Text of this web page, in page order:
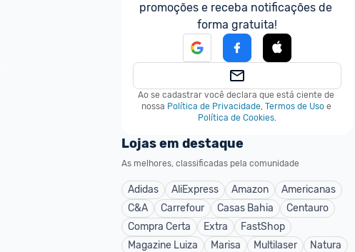
promoções e receba notificações de
forma gratuita!
Ao se cadastrar você declara que está ciente de
nossa Política de Privacidade, Termos de Uso e
Política de Cookies.
Lojas em destaque
As melhores, classificadas pela comunidade
Adidas AliExpress Amazon
Americanas
C&A
Carrefour Casas Bahia
Centauro
Compra Certa
Extra
FastShop
Magazine Luiza
Marisa Multilaser
Natura